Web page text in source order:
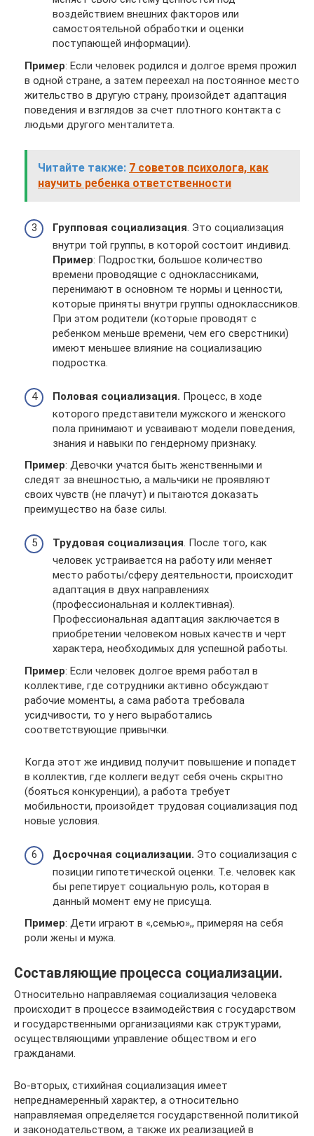
воздействием внешних факторов или
самостоятельной обработки и оценки
поступающей информации).
Пример: Если человек родился и долгое время прожил
в одной стране, а затем переехал на постоянное место
жительство в другую страну, произойдет адаптация
поведения и взглядов за счет плотного контакта с
людьми другого менталитета.
Читайте также: 7 советов психолога, как
научить ребенка ответственности
Групповая социализация . Это социализация
внутри той группы, в которой состоит индивид.
Пример: Подростки, большое количество
времени проводящие с одноклассниками,
перенимают в основном те нормы и ценности,
которые приняты внутри группы одноклассников.
При этом родители (которые проводят с
ребенком меньше времени, чем его сверстники)
имеют меньшее влияние на социализацию
подростка.
Половая социализация. Процесс, в ходе
которого представители мужского и женского
пола принимают и усваивают модели поведения,
знания и навыки по гендерному признаку.
Пример: Девочки учатся быть женственными и
следят за внешностью, а мальчики не проявляют
своих чувств (не плачут) и пытаются доказать
преимущество на базе силы.
Трудовая социализация. После того, как
человек устраивается на работу или меняет
место работы/сферу деятельности, происходит
адаптация в двух направлениях
(профессиональная и коллективная).
Профессиональная адаптация заключается в
приобретении человеком новых качеств и черт
характера, необходимых для успешной работы.
Пример: Если человек долгое время работал в
коллективе, где сотрудники активно обсуждают
рабочие моменты, а сама работа требовала
усидчивости, то у него выработались
соответствующие привычки.
Когда этот же индивид получит повышение и попадет
в коллектив, где коллеги ведут себя очень скрытно
(бояться конкуренции), а работа требует
мобильности, произойдет трудовая социализация под
новые условия.
Досрочная социализации. Это социализация с
позиции гипотетической оценки. Т.е. человек как
бы репетирует социальную роль, которая в
данный момент ему не присуща.
Пример: Дети играют в «,семью»,, примеряя на себя
роли жены и мужа.
Составляющие процесса социализации.
Относительно направляемая социализация человека
происхо­дит в процессе взаимодействия с государством
и государственны­ми организациями как структурами,
осуществляющими управле­ние обществом и его
гражданами.
Во-вторых, стихийная социализация имеет
непреднамеренный характер, а относительно
направляемая определяется государствен­ной политикой
и законодательством, а также их реализацией в